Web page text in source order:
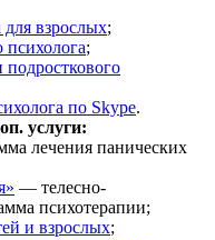
для взрослых;
психолога;
подросткового
по Skype.
услуги:
лечения панических
— телесно-
психотерапии;
и взрослых;